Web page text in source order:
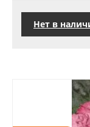
Нет в